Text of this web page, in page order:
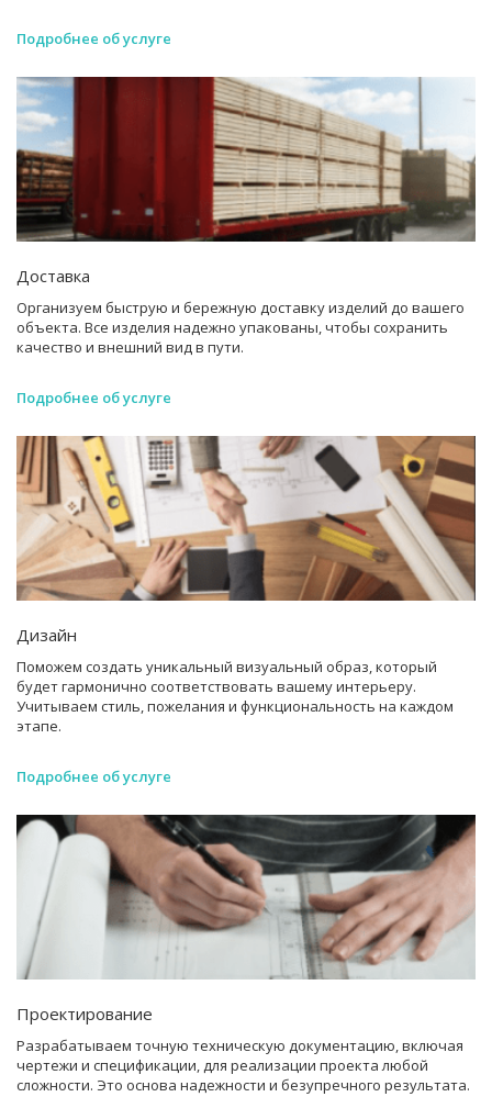
Подробнее об услуге
Доставка
Организуем быструю и бережную доставку изделий до вашего
объекта. Все изделия надежно упакованы, чтобы сохранить
качество и внешний вид в пути.
Подробнее об услуге
Дизайн
Поможем создать уникальный визуальный образ, который
будет гармонично соответствовать вашему интерьеру.
Учитываем стиль, пожелания и функциональность на каждом
этапе.
Подробнее об услуге
Проектирование
Разрабатываем точную техническую документацию, включая
чертежи и спецификации, для реализации проекта любой
сложности. Это основа надежности и безупречного результата.